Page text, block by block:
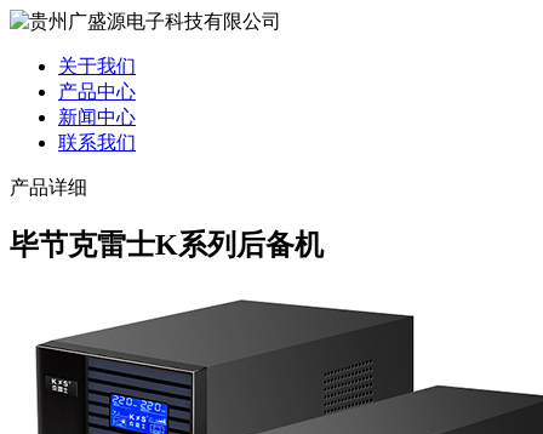
关于我们
产品中心
新闻中心
联系我们
产品详细
毕节克雷士K系列后备机